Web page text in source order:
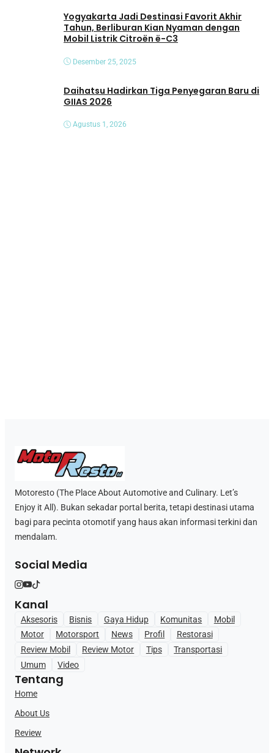
Yogyakarta Jadi Destinasi Favorit Akhir
Tahun, Berliburan Kian Nyaman dengan
Mobil Listrik Citroën ë-C3
Desember 25, 2025
Daihatsu Hadirkan Tiga Penyegaran Baru di
GIIAS 2026
Agustus 1, 2026
Motoresto (The Place About Automotive and Culinary. Let’s
Enjoy it All). Bukan sekadar portal berita, tetapi destinasi utama
bagi para pecinta otomotif yang haus akan informasi terkini dan
mendalam.
Social Media
Kanal
Aksesoris Bisnis Gaya Hidup Komunitas
Mobil
Motor
Motorsport News Profil
Restorasi
Review Mobil
Review Motor Tips
Transportasi
Umum
Video
Tentang
Home
About Us
Review